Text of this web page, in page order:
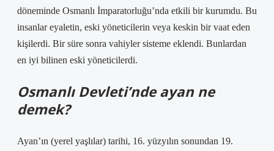
döneminde Osmanlı İmparatorluğu’nda etkili bir kurumdu. Bu
insanlar eyaletin, eski yöneticilerin veya keskin bir vaat eden
kişilerdi. Bir süre sonra vahiyler sisteme eklendi. Bunlardan
en iyi bilinen eski yöneticilerdi.
Osmanlı Devleti’nde ayan ne
demek?
Ayan’ın (yerel yaşlılar) tarihi, 16. yüzyılın sonundan 19.